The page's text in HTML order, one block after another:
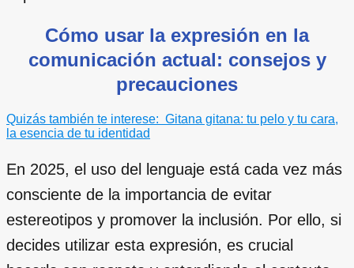
Cómo usar la expresión en la
comunicación actual: consejos y
precauciones
Quizás también te interese: Gitana gitana: tu pelo y tu cara,
la esencia de tu identidad
En 2025, el uso del lenguaje está cada vez más
consciente de la importancia de evitar
estereotipos y promover la inclusión. Por ello, si
decides utilizar esta expresión, es crucial